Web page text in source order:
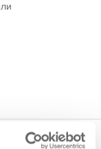
2 продуктов